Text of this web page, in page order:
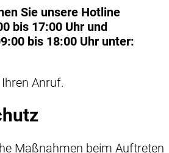
Sie unsere Hotline
bis 17:00 Uhr und
bis 18:00 Uhr unter:
Anruf.
Maßnahmen beim Auftreten